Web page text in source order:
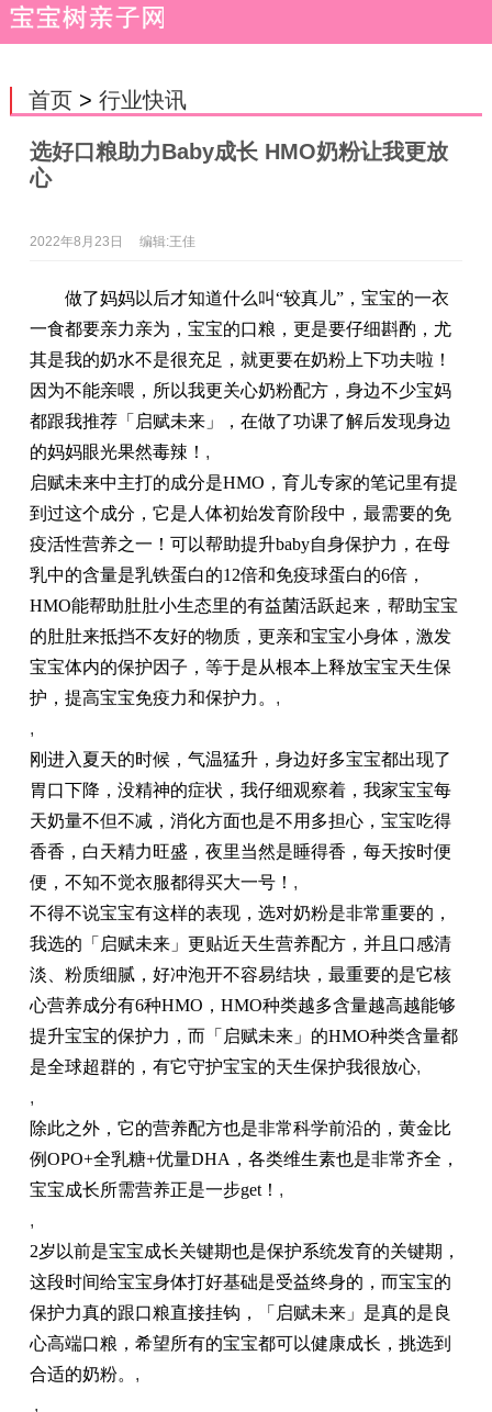
首页> 行业快讯
选好口粮助力Baby成长 HMO奶粉让我更放
心
2022年8月23日 编辑:王佳
做了妈妈以后才知道什么叫“较真儿”， 宝宝的一衣
一食都要亲力亲为，宝宝的口粮，更是要仔细斟酌，尤
其是我的奶水不是很充足，就更要在奶粉上下功夫啦！
因为不能亲喂，所以我更关心奶粉配方，身边不少宝妈
都跟我推荐「启赋未来」，在做了功课了解后发现身边
的妈妈眼光果然毒辣！ ,
启赋未来中主打的成分是HMO，育儿专家的笔记里有提
到过这个成分，它是 人体初始发育阶段中，最需要的免
疫活性营养之一 ！可以帮助提升baby自身保护力， 在母
乳中的含量是乳铁蛋白的12倍和免疫球蛋白的6倍，
HMO能帮助肚肚小生态里的有益菌活跃起来，帮助宝宝
的肚肚来抵挡不友好的物质，更亲和宝宝小身体，激发
宝宝体内的保护因子，等于是从根本上释放宝宝天生保
护 ，提高宝宝免疫力和保护力。 ,
,
刚进入夏天的时候，气温猛升，身边好多宝宝都出现了
胃口下降，没精神的症状，我仔细观察着，我家宝宝每
天奶量不但不减，消化方面也是不用多担心，宝宝吃得
香香，白天精力旺盛，夜里当然是睡得香 ， 每天按时便
便 ，不知不觉衣服都得买大一号！ ,
不得不说宝宝有这样的表现，选对奶粉是非常重要的，
我选的「启赋未来」更贴近天生营养配方，并且口感清
淡、粉质细腻，好冲泡开不容易结块，最重要的是它核
心营养成分有6种HMO，HMO种类越多含量越高越能够
提升宝宝的保护力，而「启赋未来」的HMO种类含量都
是全球超群的，有它守护宝宝的天生保护我很放心,
,
除此之外，它的营养配方也是非常科学前沿的，黄金比
例OPO+全乳糖+优量DHA，各类维生素也是非常齐全，
宝宝成长所需营养正是一步get！ ,
,
2岁以前是宝宝成长关键期也是保护系统发育的关键期，
这段时间给宝宝身体打好基础是受益终身的，而宝宝的
保护力真的跟口粮直接挂钩，「启赋未来」是真的是良
心高端口粮，希望所有的宝宝都可以健康成长，挑选到
合适的奶粉。 ,
,